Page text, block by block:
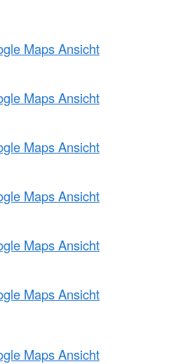
Maps Ansicht
Maps Ansicht
Maps Ansicht
Maps Ansicht
Maps Ansicht
Maps Ansicht
Maps Ansicht